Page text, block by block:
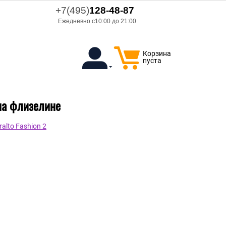
+7(495)128-48-87
Ежедневно с10:00 до 21:00
Корзина
пуста
флизелине
Fashion 2